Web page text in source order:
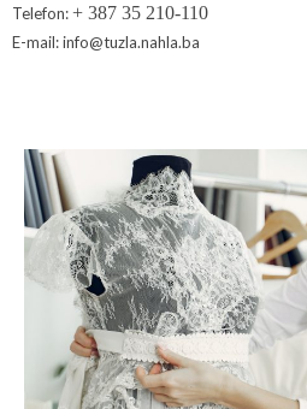
Telefon:+ 387 35 210-110
E-mail: info@tuzla.nahla.ba